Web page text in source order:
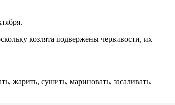
козлята подвержены червивости, их
жарить, сушить, мариновать, засаливать.